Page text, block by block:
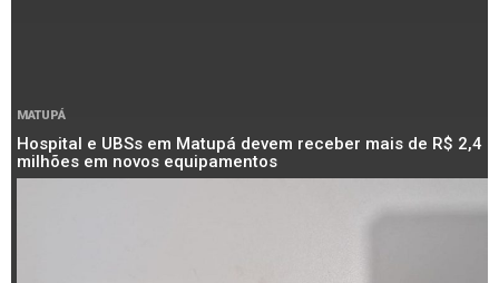
MATUPÁ
Hospital e UBSs em Matupá devem receber mais de R$ 2,4
milhões em novos equipamentos